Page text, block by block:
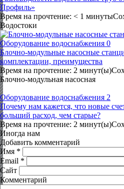
Профиль»
Время на прочтение: < 1
Водостоки
Оборудование водоснабжения 0
Блочно-модульные насосные
комплектации, преимущества
Время на прочтение: 2
Блочно-модульная насосная
Оборудование водоснабжения 2
Почему нам кажется, что новые
больший расход, чем старые?
Время на прочтение: 2
Иногда нам
Добавить комментарий
Имя *
Email *
Сайт
Комментарий